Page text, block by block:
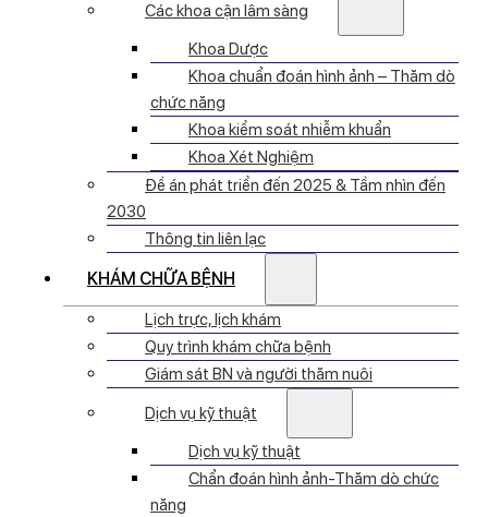
Các khoa cận lâm sàng
Khoa Dược
Khoa chuẩn đoán hình ảnh – Thăm dò
chức năng
Khoa kiểm soát nhiễm khuẩn
Khoa Xét Nghiệm
Đề án phát triển đến 2025 & Tầm nhìn đến
2030
Thông tin liên lạc
KHÁM CHỮA BỆNH
Lịch trực, lịch khám
Quy trình khám chữa bệnh
Giám sát BN và người thăm nuôi
Dịch vụ kỹ thuật
Dịch vụ kỹ thuật
Chẩn đoán hình ảnh-Thăm dò chức
năng